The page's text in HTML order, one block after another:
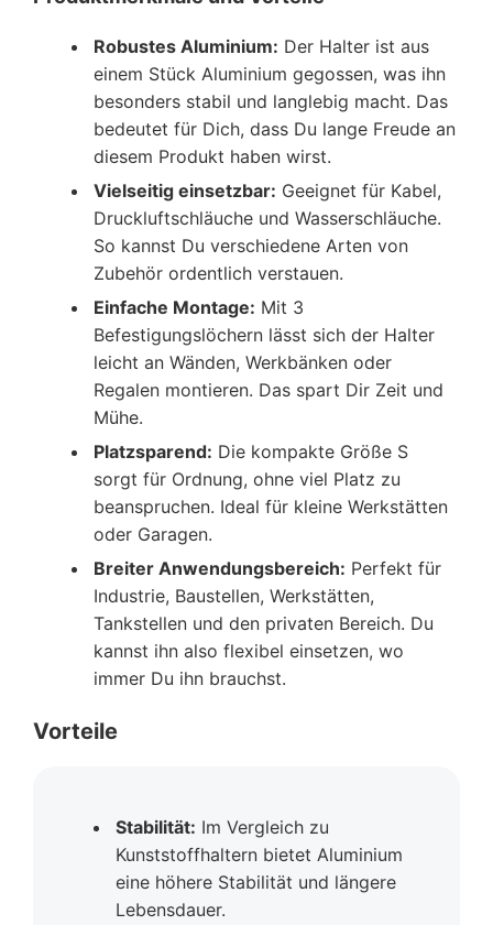
Robustes Aluminium: Der Halter ist aus
einem Stück Aluminium gegossen, was ihn
besonders stabil und langlebig macht. Das
bedeutet für Dich, dass Du lange Freude an
diesem Produkt haben wirst.
Vielseitig einsetzbar: Geeignet für Kabel,
Druckluftschläuche und Wasserschläuche.
So kannst Du verschiedene Arten von
Zubehör ordentlich verstauen.
Einfache Montage: Mit 3
Befestigungslöchern lässt sich der Halter
leicht an Wänden, Werkbänken oder
Regalen montieren. Das spart Dir Zeit und
Mühe.
Platzsparend: Die kompakte Größe S
sorgt für Ordnung, ohne viel Platz zu
beanspruchen. Ideal für kleine Werkstätten
oder Garagen.
Breiter Anwendungsbereich: Perfekt für
Industrie, Baustellen, Werkstätten,
Tankstellen und den privaten Bereich. Du
kannst ihn also flexibel einsetzen, wo
immer Du ihn brauchst.
Vorteile
Stabilität: Im Vergleich zu
Kunststoffhaltern bietet Aluminium
eine höhere Stabilität und längere
Lebensdauer.